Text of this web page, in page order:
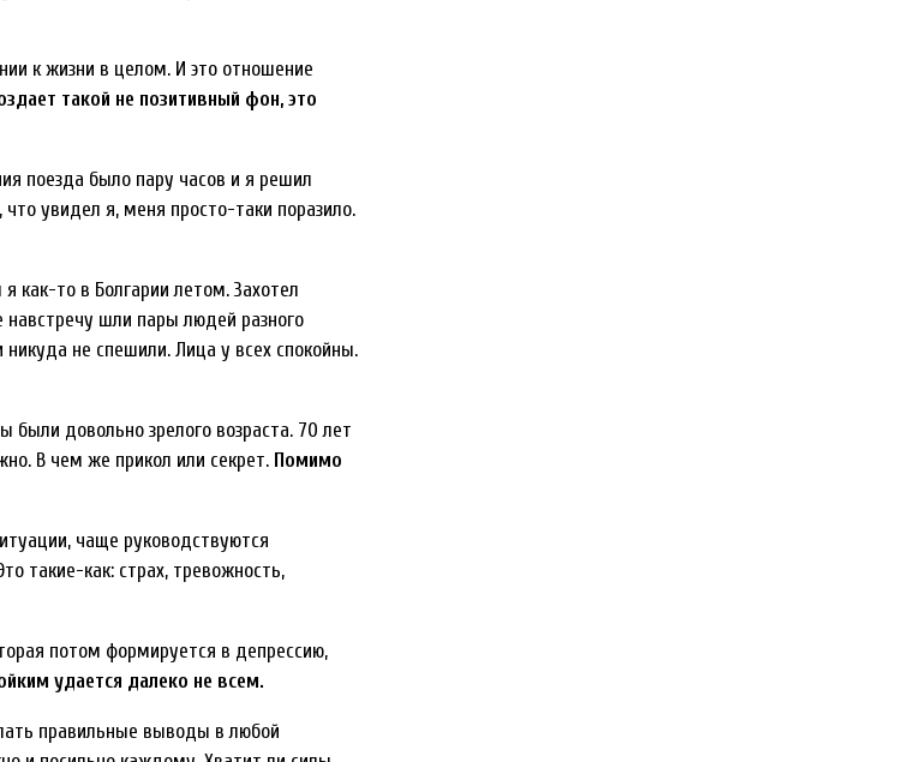
к жизни в целом. И это отношение
такой не позитивный фон, это
поезда было пару часов и я решил
увидел я, меня просто-таки поразило.
как-то в Болгарии летом. Захотел
шли пары людей разного
не спешили. Лица у всех спокойны.
были довольно зрелого возраста. 70 лет
В чем же прикол или секрет. Помимо
чаще руководствуются
такие-как: страх, тревожность,
потом формируется в депрессию,
удается далеко не всем.
правильные выводы в любой